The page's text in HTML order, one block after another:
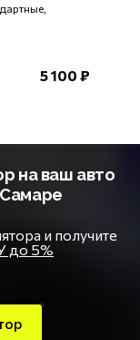
5 100 ₽
на ваш авто
и получите
до 5%